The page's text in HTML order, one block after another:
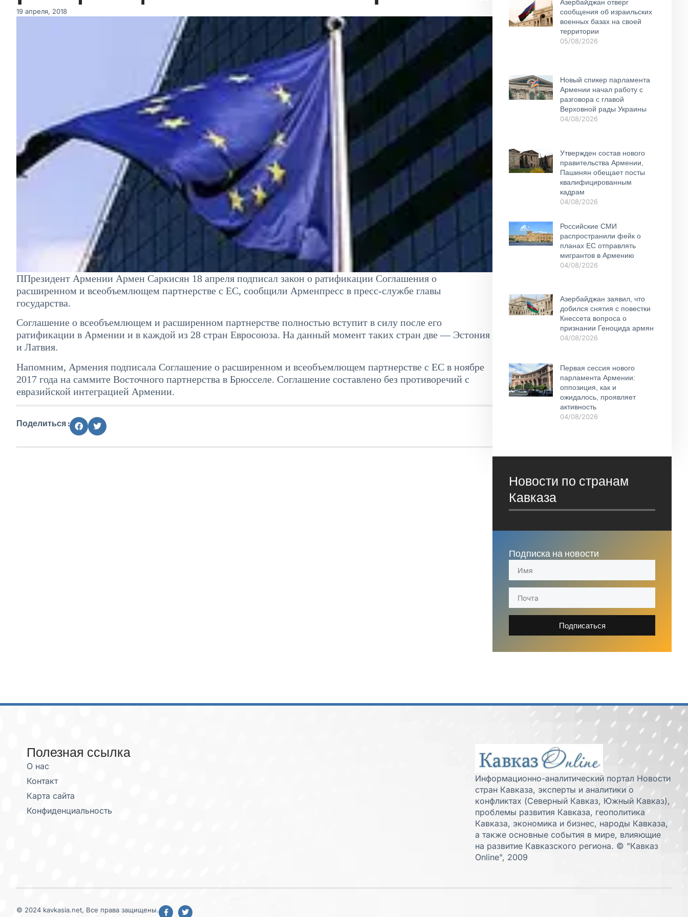
19 апреля, 2018
ППрезидент Армении Армен Саркисян 18 апреля подписал закон о ратификации Соглашения о
расширенном и всеобъемлющем партнерстве с ЕС, сообщили Арменпресс в пресс-службе главы
государства.
Соглашение о всеобъемлющем и расширенном партнерстве полностью вступит в силу после его
ратификации в Армении и в каждой из 28 стран Евросоюза. На данный момент таких стран две — Эстония
и Латвия.
Напомним, Армения подписала Соглашение о расширенном и всеобъемлющем партнерстве с ЕС в ноябре
2017 года на саммите Восточного партнерства в Брюсселе. Соглашение составлено без противоречий с
евразийской интеграцией Армении.
Поделиться :
Азербайджан отверг
сообщения об израильских
военных базах на своей
территории
05/08/2026
Новый спикер парламента
Армении начал работу с
разговора с главой
Верховной рады Украины
04/08/2026
Утвержден состав нового
правительства Армении,
Пашинян обещает посты
квалифицированным
кадрам
04/08/2026
Российские СМИ
распространили фейк о
планах ЕС отправлять
мигрантов в Армению
04/08/2026
Азербайджан заявил, что
добился снятия с повестки
Кнессета вопроса о
признании Геноцида армян
04/08/2026
Первая сессия нового
парламента Армении:
оппозиция, как и
ожидалось, проявляет
активность
04/08/2026
Новости по странам
Кавказа
Подписка на новости
Подписаться
Полезная ссылка
О нас
Контакт
Карта сайта
Конфиденциальность
Информационно-аналитический портал Новости
стран Кавказа, эксперты и аналитики о
конфликтах (Северный Кавказ, Южный Кавказ),
проблемы развития Кавказа, геополитика
Кавказа, экономика и бизнес, народы Кавказа,
а также основные события в мире, влияющие
на развитие Кавказского региона. © "Кавказ
Online", 2009
© 2024 kavkasia.net, Все права защищены.